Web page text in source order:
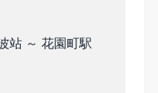
站 ～ 花園町駅